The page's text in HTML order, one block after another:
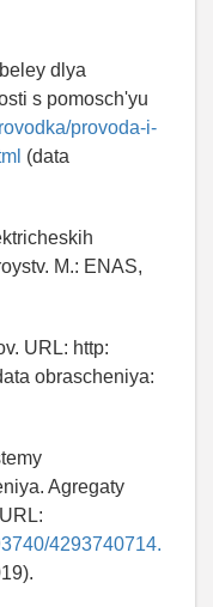
dlya
s pomosch'yu
provoda-i-
(data
M.: ENAS,
URL: http:
obrascheniya:
Agregaty
4293740714.